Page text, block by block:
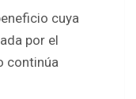
cuya
por el
continúa